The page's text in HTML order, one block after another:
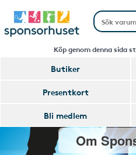
Köp genom denna sida
Butiker
Presentkort
Bli medlem
Om